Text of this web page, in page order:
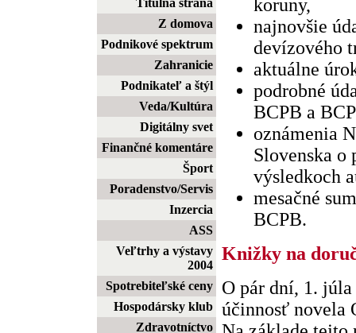
Titulná strana
Z domova
Podnikové spektrum
Zahranicie
Podnikateľ a štýl
Veda/Kultúra
Digitálny svet
Finančné komentáre
Šport
Poradenstvo/Servis
Inzercia
ASS
Veľtrhy a výstavy
2004
Spotrebiteľské ceny
Hospodársky klub
Zdravotníctvo
koruny,
najnovšie
devízového
aktuálne
podrobné
BCPB a
oznámenia
Slovenska o
výsledkoch
mesačné
BCPB.
Knižky na
O pár dní, 1. júla
účinnosť novela